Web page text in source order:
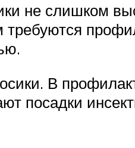
не слишком
В
посадки